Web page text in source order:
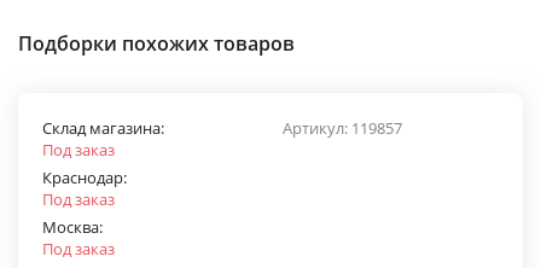
Подборки похожих товаров
Артикул: 119857
Склад магазина:
Под заказ
Краснодар:
Под заказ
Москва:
Под заказ